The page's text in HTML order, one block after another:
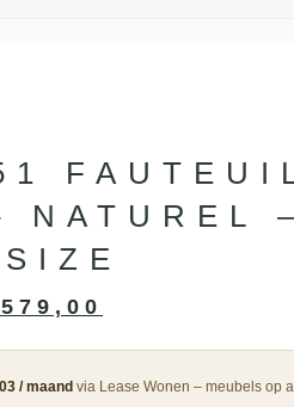
NATUREL
579,00
/ maand via Lease Wonen – meubels op